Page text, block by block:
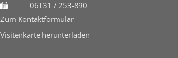
06131 / 253-890
Zum Kontaktformular
Visitenkarte herunterladen